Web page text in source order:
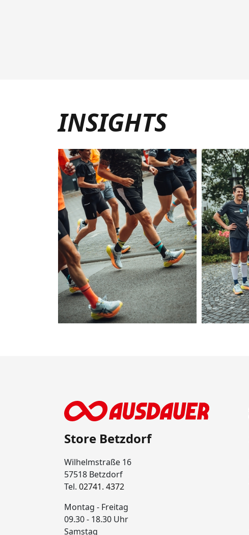
INSIGHTS
Store Betzdorf
Wilhelmstraße 16
57518 Betzdorf
Tel. 02741. 4372
Montag - Freitag
09.30 - 18.30 Uhr
Samstag